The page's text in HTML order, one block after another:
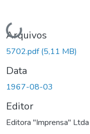
Carregando...
Arquivos
5702.pdf(5,11 MB)
Data
1967-08-03
Editor
Editora "Imprensa" Ltda